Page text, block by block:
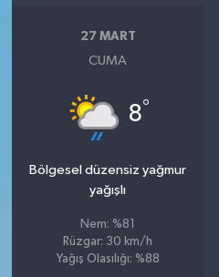
27 MART
CUMA
8°
Bölgesel düzensiz yağmur
yağışlı
Nem: %81
Rüzgar: 30 km/h
Yağış Olasılığı: %88